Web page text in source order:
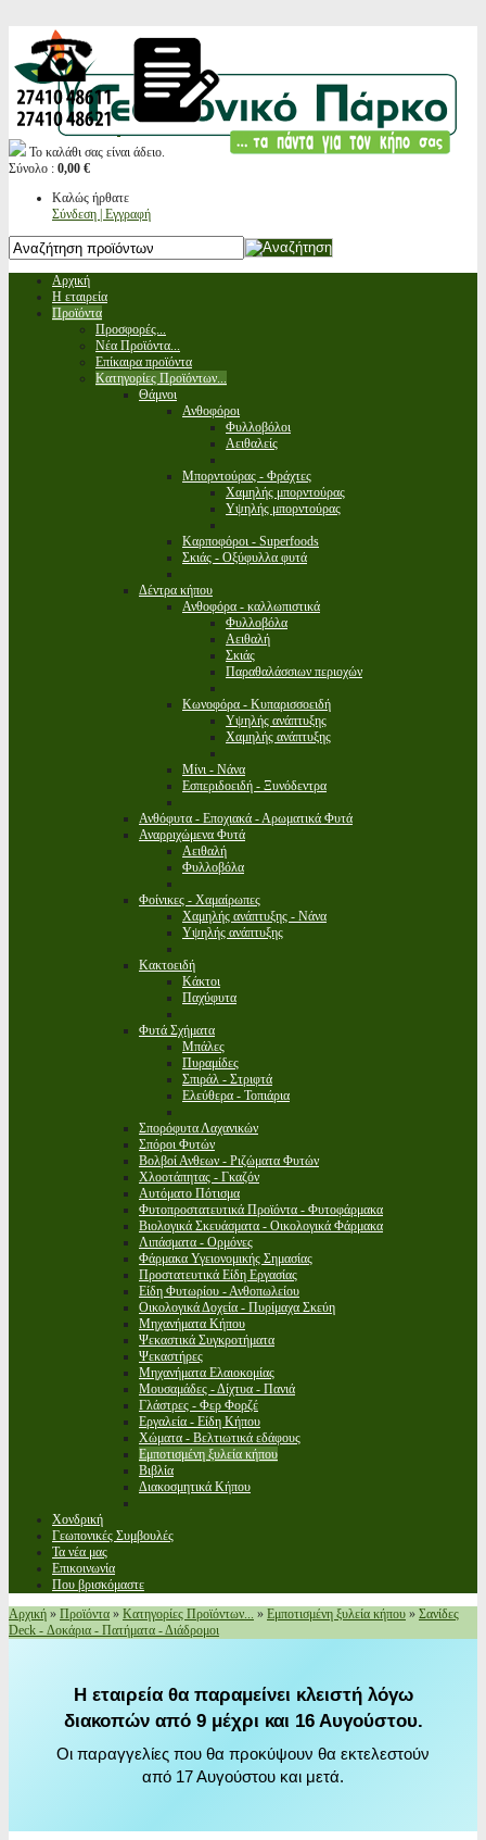
Το καλάθι σας είναι άδειο.
Σύνολο : 0,00 €
Καλώς ήρθατε
Σύνδεση | Εγγραφή
Αρχική
Η εταιρεία
Προϊόντα
Προσφορές...
Νέα Προϊόντα...
Επίκαιρα προϊόντα
Κατηγορίες Προϊόντων...
Θάμνοι
Ανθοφόροι
Φυλλοβόλοι
Αειθαλείς
Μπορντούρας - Φράχτες
Χαμηλής μπορντούρας
Υψηλής μπορντούρας
Καρποφόροι - Superfoods
Σκιάς - Οξύφυλλα φυτά
Δέντρα κήπου
Ανθοφόρα - καλλωπιστικά
Φυλλοβόλα
Αειθαλή
Σκιάς
Παραθαλάσσιων περιοχών
Κωνοφόρα - Κυπαρισσοειδή
Υψηλής ανάπτυξης
Χαμηλής ανάπτυξης
Μίνι - Νάνα
Εσπεριδοειδή - Ξυνόδεντρα
Ανθόφυτα - Εποχιακά - Αρωματικά Φυτά
Αναρριχώμενα Φυτά
Αειθαλή
Φυλλοβόλα
Φοίνικες - Χαμαίρωπες
Χαμηλής ανάπτυξης - Νάνα
Υψηλής ανάπτυξης
Κακτοειδή
Κάκτοι
Παχύφυτα
Φυτά Σχήματα
Μπάλες
Πυραμίδες
Σπιράλ - Στριφτά
Ελεύθερα - Τοπιάρια
Σπορόφυτα Λαχανικών
Σπόροι Φυτών
Βολβοί Ανθεων - Ριζώματα Φυτών
Χλοοτάπητας - Γκαζόν
Αυτόματο Πότισμα
Φυτοπροστατευτικά Προϊόντα - Φυτοφάρμακα
Βιολογικά Σκευάσματα - Οικολογικά Φάρμακα
Λιπάσματα - Ορμόνες
Φάρμακα Υγειονομικής Σημασίας
Προστατευτικά Είδη Εργασίας
Είδη Φυτωρίου - Ανθοπωλείου
Οικολογικά Δοχεία - Πυρίμαχα Σκεύη
Μηχανήματα Κήπου
Ψεκαστικά Συγκροτήματα
Ψεκαστήρες
Μηχανήματα Ελαιοκομίας
Μουσαμάδες - Δίχτυα - Πανιά
Γλάστρες - Φερ Φορζέ
Εργαλεία - Είδη Κήπου
Χώματα - Βελτιωτικά εδάφους
Εμποτισμένη ξυλεία κήπου
Βιβλία
Διακοσμητικά Κήπου
Χονδρική
Γεωπονικές Συμβουλές
Τα νέα μας
Επικοινωνία
Που βρισκόμαστε
Αρχική » Προϊόντα » Κατηγορίες Προϊόντων... » Εμποτισμένη ξυλεία κήπου » Σανίδες
Deck - Δοκάρια - Πατήματα - Διάδρομοι
Η εταιρεία θα παραμείνει κλειστή λόγω
διακοπών από 9 μέχρι και 16 Αυγούστου.
Οι παραγγελίες που θα προκύψουν θα εκτελεστούν
από 17 Αυγούστου και μετά.